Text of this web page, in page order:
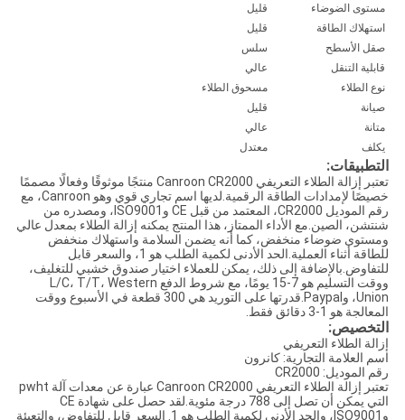
مستوى الضوضاء
قليل
استهلاك الطاقة
قليل
صقل الأسطح
سلس
قابلية التنقل
عالي
نوع الطلاء
مسحوق الطلاء
صيانة
قليل
متانة
عالي
يكلف
معتدل
التطبيقات:
تعتبر إزالة الطلاء التعريفي Canroon CR2000 منتجًا موثوقًا وفعالًا مصممًا
خصيصًا لإمدادات الطاقة الرقمية.لديها اسم تجاري قوي وهو Canroon، مع
رقم الموديل CR2000، المعتمد من قبل CE وISO9001، ومصدره من
شنتشن، الصين.مع الأداء الممتاز، هذا المنتج يمكنه إزالة الطلاء بمعدل عالي
ومستوى ضوضاء منخفض، كما أنه يضمن السلامة واستهلاك منخفض
للطاقة أثناء العملية.الحد الأدنى لكمية الطلب هو 1، والسعر قابل
للتفاوض.بالإضافة إلى ذلك، يمكن للعملاء اختيار صندوق خشبي للتغليف،
ووقت التسليم هو 7-15 يومًا، مع شروط الدفع L/C، T/T، Western
Union، وPaypal.قدرتها على التوريد هي 300 قطعة في الأسبوع ووقت
المعالجة هو 1-3 دقائق فقط.
التخصيص:
إزالة الطلاء التعريفي
اسم العلامة التجارية: كانرون
رقم الموديل: CR2000
تعتبر إزالة الطلاء التعريفي Canroon CR2000 عبارة عن معدات آلة pwht
التي يمكن أن تصل إلى 788 درجة مئوية.لقد حصل على شهادة CE
وISO9001، والحد الأدنى لكمية الطلب هو 1. السعر قابل للتفاوض، والتعبئة